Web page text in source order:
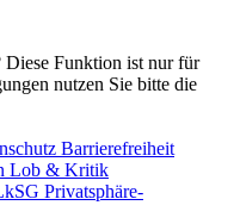
Diese Funktion ist nur für
nutzen Sie bitte die
Barrierefreiheit
Lob & Kritik
Privatsphäre-